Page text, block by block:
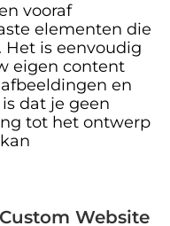
vooraf
elementen die
Het is eenvoudig
eigen content
en
dat je geen
tot het ontwerp
Website